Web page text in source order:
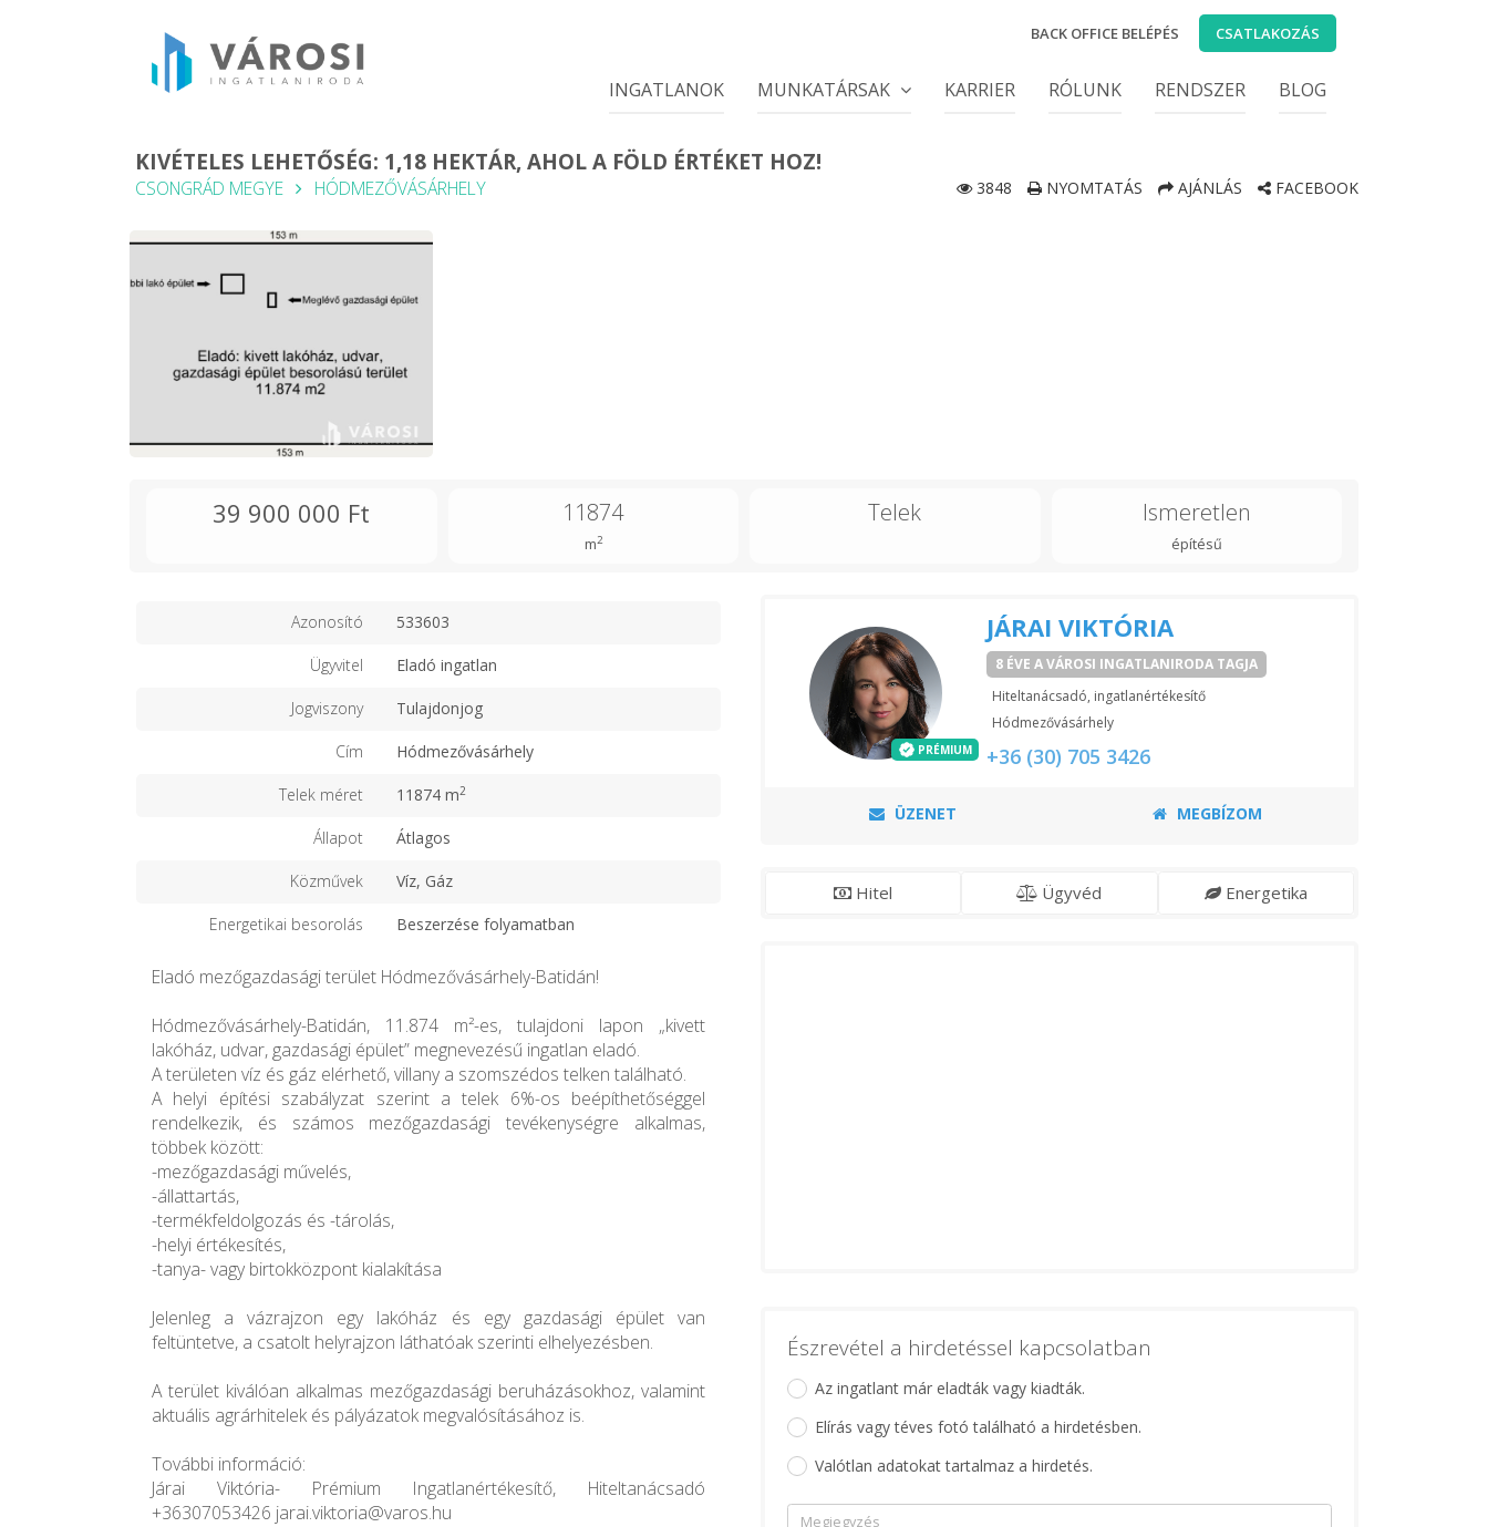
BACK OFFICE BELÉPÉS CSATLAKOZÁS
INGATLANOK MUNKATÁRSAK KARRIER RÓLUNK RENDSZER BLOG
KIVÉTELES LEHETŐSÉG: 1,18 HEKTÁR, AHOL A FÖLD ÉRTÉKET HOZ!
CSONGRÁD MEGYE HÓDMEZŐVÁSÁRHELY 3848 NYOMTATÁS AJÁNLÁS FACEBOOK
39 900 000 Ft 11874
m2
Telek Ismeretlen
építésű
Azonosító 533603
Ügyvitel Eladó ingatlan
Jogviszony Tulajdonjog
Cím Hódmezővásárhely
Telek méret 11874 m2
Állapot Átlagos
Közművek Víz, Gáz
Energetikai besorolás Beszerzése folyamatban
Eladó mezőgazdasági terület Hódmezővásárhely-Batidán!
Hódmezővásárhely-Batidán, 11.874 m²-es, tulajdoni lapon „kivett
lakóház, udvar, gazdasági épület” megnevezésű ingatlan eladó.
A területen víz és gáz elérhető, villany a szomszédos telken található.
A helyi építési szabályzat szerint a telek 6%-os beépíthetőséggel
rendelkezik, és számos mezőgazdasági tevékenységre alkalmas,
többek között:
-mezőgazdasági művelés,
-állattartás,
-termékfeldolgozás és -tárolás,
-helyi értékesítés,
-tanya- vagy birtokközpont kialakítása
Jelenleg a vázrajzon egy lakóház és egy gazdasági épület van
feltüntetve, a csatolt helyrajzon láthatóak szerinti elhelyezésben.
A terület kiválóan alkalmas mezőgazdasági beruházásokhoz, valamint
aktuális agrárhitelek és pályázatok megvalósításához is.
További információ:
Járai Viktória- Prémium Ingatlanértékesítő, Hiteltanácsadó
+36307053426 jarai.viktoria@varos.hu
PRÉMIUM
JÁRAI VIKTÓRIA
8 ÉVE A VÁROSI INGATLANIRODA TAGJA
Hiteltanácsadó, ingatlanértékesítő
Hódmezővásárhely
+36 (30) 705 3426
ÜZENET MEGBÍZOM
Hitel Ügyvéd Energetika
Észrevétel a hirdetéssel kapcsolatban
Az ingatlant már eladták vagy kiadták.
Elírás vagy téves fotó található a hirdetésben.
Valótlan adatokat tartalmaz a hirdetés.